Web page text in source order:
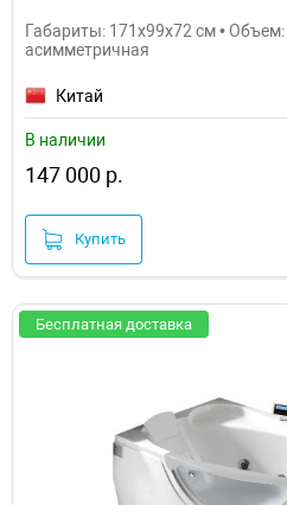
Габариты: 171x99x72 см • Объем:
асимметричная
Китай
В наличии
147 000 р.
Купить
Бесплатная доставка